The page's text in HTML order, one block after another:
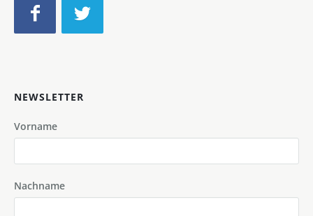
NEWSLETTER
Vorname
Nachname